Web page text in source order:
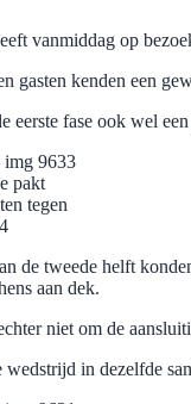
vanmiddag op
gasten kenden een
eerste fase ook wel
pakt
tegen
de tweede helft
aan dek.
niet om de
wedstrijd in dezelfde